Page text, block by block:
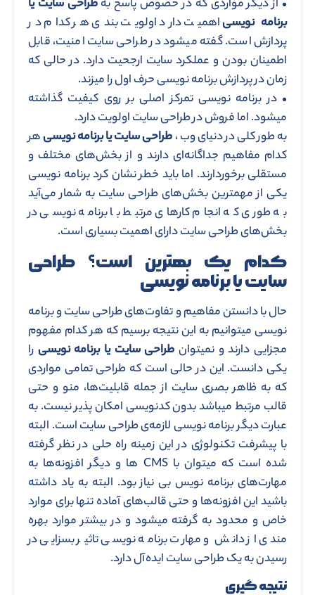
• از دیگر مواردی که در خصوص پاسخ بهطراحی سایت یا
برنامه نویسیاهمیت دارد اولویت بندی هر کدام در
پردازش است. گفته میشود در طراحی سایت امنیت، قابل
اطمینان بودن و عملکرد سایت ارجحیت دارد. در حالی که
زمان در پردازش برنامه نویسی حرف اول را میزند.
• در برنامه نویسی تمرکز اصلی بر روی کیفیت گذاشته
میشود. اما فروش در طراحی سایت اولویت دارد.
به طور کلی در دنیای وب ،طراحی سایت یا برنامه نویسیهر
کدام مفاهیم جداگانه‌ای دارند و از بخش‌های مختلف و
مستقلی برخوردارند. اما باید خطر نشان کرد برنامه نویسی
یکی از مهمترین بخش‌های طراحی سایت به شمار می‌آید
به طوری که انجام کارهای مرتبط با برنامه نویسی در
بخش‌های طراحی سایت دارای اهمیت بسیاری است.
کدام یک بهترین است؟ طراحی
سایت یا برنامه نویسی
حال با دانستن مفاهیم و تفاوت‌های طراحی سایت و برنامه
نویسی میتوانیم به این نتیجه برسیم که هر کدام مفهوم
مجزایی دارند و نمیتوان طراحی سایت یا برنامه نویسی را
یکی دانست. این در حالی است که طراحی تمامی مواردی
که به ظاهر بصری سایت از جمله قابلیت‌ها، منو و حتی
قالب مرتبط میباشد بدون کدنویسی امکان پذیر نیست. به
عبارت دیگر برنامه نویسی لازمه‌ی طراحی سایت است. البته
با پیشرفت تکنولوژی در این زمینه راه حلی در نظر گرفته
شده است که میتوان با CMS ها و دیگر افزونه‌ها به
مهارت‌های برنامه نویس بی نیاز بود. البته به یاد داشته
باشید این افزونه‌ها و حتی قالب‌های آماده تنها برای موارد
خاص و محدود به گرفته میشود و در بیشتر موارد بهره
مندی از دانش و مهارت برنامه نویسی تاثیر بسزایی در
رسیدن به یک طراحی سایت ایده‌آل دارد.
نتیجه گیری